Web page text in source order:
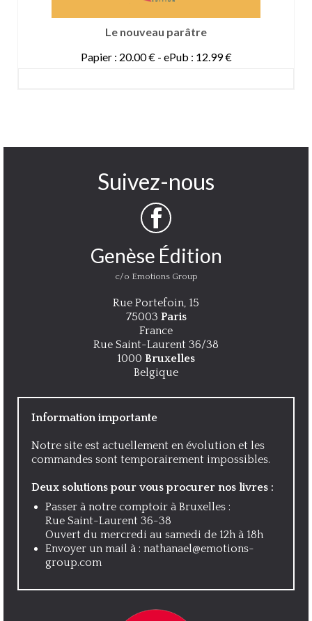
Le nouveau parâtre
Papier : 20.00 € - ePub : 12.99 €
Suivez-nous
Genèse Édition
c/o Emotions Group
Rue Portefoin, 15
75003 Paris
France
Rue Saint-Laurent 36/38
1000 Bruxelles
Belgique
Information importante
Notre site est actuellement en évolution et les
commandes sont temporairement impossibles.
Deux solutions pour vous procurer nos livres :
Passer à notre comptoir à Bruxelles :
Rue Saint-Laurent 36-38
Ouvert du mercredi au samedi de 12h à 18h
Envoyer un mail à : nathanael@emotions-
group.com